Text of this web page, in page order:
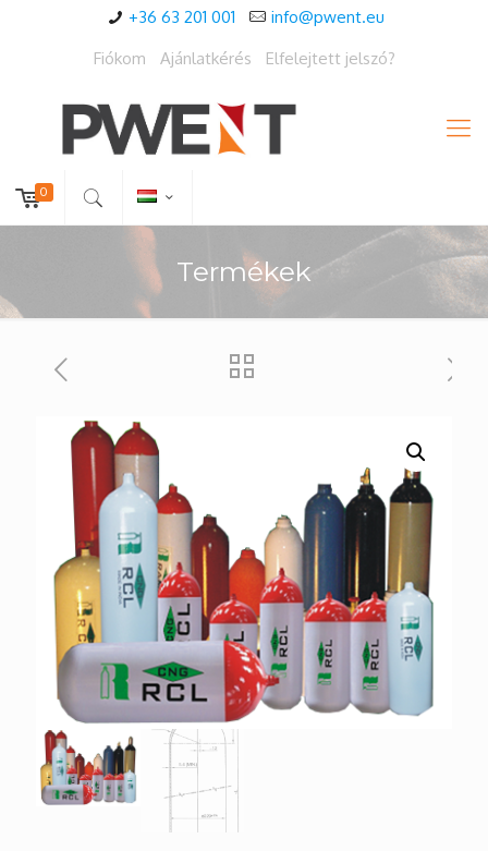
+36 63 201 001
info@pwent.eu
Fiókom
Ajánlatkérés Elfelejtett jelszó?
0
Termékek